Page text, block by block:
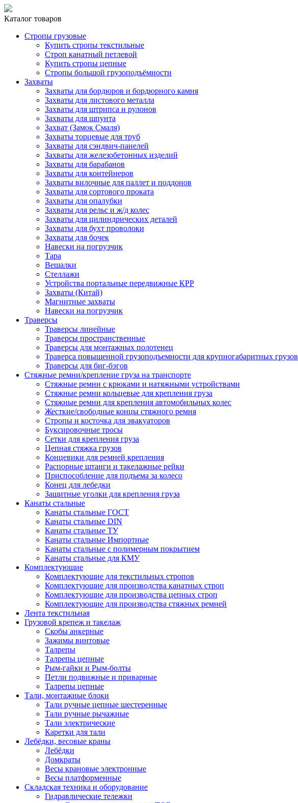
Каталог товаров
Стропы грузовые
Купить стропы текстильные
Строп канатный петлевой
Купить стропы цепные
Стропы большой грузоподъёмности
Захваты
Захваты для бордюров и бордюрного камня
Захваты для листового металла
Захваты для штрипса и рулонов
Захваты для шпунта
Захват (Замок Смаля)
Захваты торцевые для труб
Захваты для сэндвич-панелей
Захваты для железобетонных изделий
Захваты для барабанов
Захваты для контейнеров
Захваты вилочные для паллет и поддонов
Захваты для сортового проката
Захваты для опалубки
Захваты для рельс и ж/д колес
Захваты для цилиндрических деталей
Захваты для бухт проволоки
Захваты для бочек
Навески на погрузчик
Тара
Вешалки
Стеллажи
Устройства портальные передвижные КРР
Захваты (Китай)
Магнитные захваты
Навески на погрузчик
Траверсы
Траверсы линейные
Траверсы пространственные
Траверсы для монтажных полотенец
Траверса повышенной грузоподъемности для крупногабаритных грузов
Траверсы для биг-бэгов
Стяжные ремни/крепление груза на транспорте
Стяжные ремни с крюками и натяжными устройствами
Стяжные ремни кольцевые для крепления груза
Стяжные ремни для крепления автомобильных колес
Жесткие/свободные концы стяжного ремня
Стропы и косточка для эвакуаторов
Буксировочные тросы
Сетки для крепления груза
Цепная стяжка грузов
Концевики для ремней крепления
Распорные штанги и такелажные рейки
Приспособление для подъема за колесо
Конец для лебедки
Защитные уголки для крепления груза
Канаты стальные
Канаты стальные ГОСТ
Канаты стальные DIN
Канаты стальные ТУ
Канаты стальные Импортные
Канаты стальные с полимерным покрытием
Канаты стальные для КМУ
Комплектующие
Комплектующие для текстильных стропов
Комплектующие для производства канатных строп
Комплектующие для производства цепных строп
Комплектующие для производства стяжных ремней
Лента текстильная
Грузовой крепеж и такелаж
Скобы анкерные
Зажимы винтовые
Талрепы
Талрепы цепные
Рым-гайки и Рым-болты
Петли подвижные и приварные
Талрепы цепные
Тали, монтажные блоки
Тали ручные цепные шестеренные
Тали ручные рычажные
Тали электрические
Каретки для тали
Лебёдки, весовые краны
Лебёдки
Домкраты
Весы крановые электронные
Весы платформенные
Складская техника и оборудование
Гидравлические тележки